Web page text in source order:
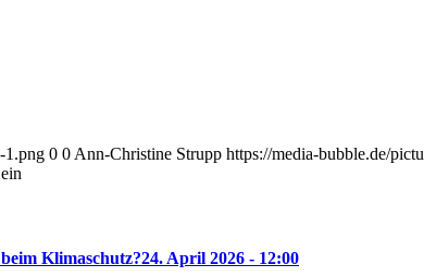
1.png 0 0 Ann-Christine Strupp https://media-bubble.de/
Klimaschutz?24. April 2026 - 12:00